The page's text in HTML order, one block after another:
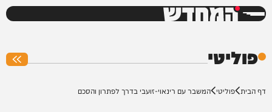
המחדש
פוליטי
דף הבית פוליטי המשבר עם רינאוי-זועבי בדרך לפתרון והסכם